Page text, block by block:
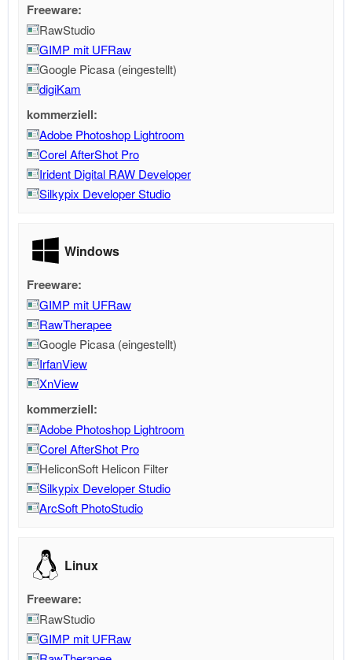
Freeware:
RawStudio
GIMP mit UFRaw
Google Picasa (eingestellt)
digiKam
kommerziell:
Adobe Photoshop Lightroom
Corel AfterShot Pro
Irident Digital RAW Developer
Silkypix Developer Studio
Windows
Freeware:
GIMP mit UFRaw
RawTherapee
Google Picasa (eingestellt)
IrfanView
XnView
kommerziell:
Adobe Photoshop Lightroom
Corel AfterShot Pro
HeliconSoft Helicon Filter
Silkypix Developer Studio
ArcSoft PhotoStudio
Linux
Freeware:
RawStudio
GIMP mit UFRaw